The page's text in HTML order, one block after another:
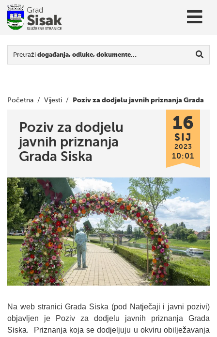
Pretraži događanja, odluke, dokumente…
Početna / Vijesti / Poziv za dodjelu javnih priznanja Grada
Poziv za dodjelu
javnih priznanja
Grada Siska
16
SIJ
2023
10:01
Na web stranici Grada Siska (pod Natječaji i javni pozivi)
objavljen je Poziv za dodjelu javnih priznanja Grada
Siska. Priznanja koja se dodjeljuju u okviru obilježavanja